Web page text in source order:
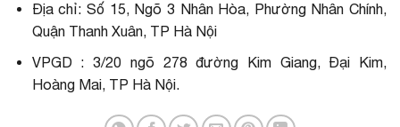
Địa chỉ: Số 15, Ngõ 3 Nhân Hòa, Phường Nhân Chính,
Quận Thanh Xuân, TP Hà Nội
VPGD : 3/20 ngõ 278 đường Kim Giang, Đại Kim,
Hoàng Mai, TP Hà Nội.